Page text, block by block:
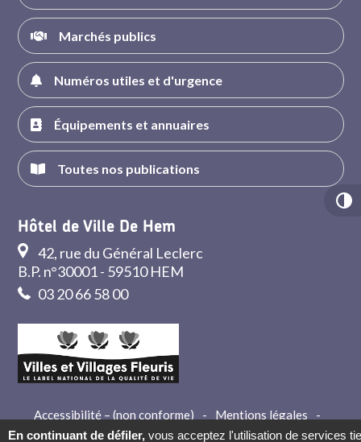
Marchés publics
Numéros utiles et d'urgence
Équipements et annuaires
Toutes nos publications
Hôtel de Ville De Hem
42, rue du Général Leclerc
B.P. n°30001 - 59510 HEM
03 20 66 58 00
Accessibilité – (non conforme) - Mentions légales
-
Crédits
- Contact
En continuant de défiler, vous acceptez l'utilisation de services